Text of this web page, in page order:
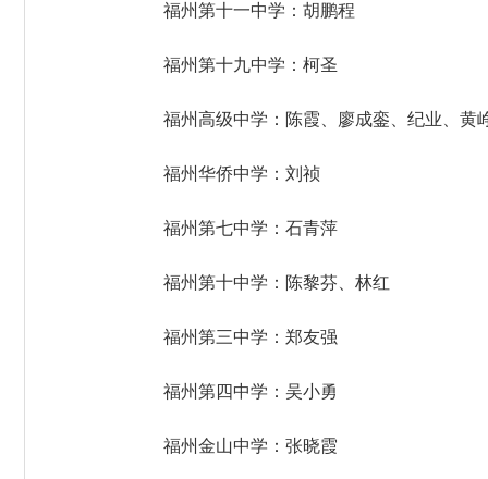
福州第十一中学：胡鹏程
福州第十九中学：柯圣
福州高级中学：陈霞、廖成銮、纪业、黄
福州华侨中学：刘祯
福州第七中学：石青萍
福州第十中学：陈黎芬、林红
福州第三中学：郑友强
福州第四中学：吴小勇
福州金山中学：张晓霞